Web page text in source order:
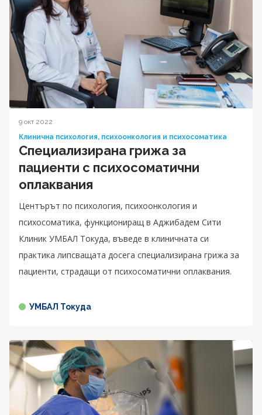
9 окт 2022
Клинична психология, психоонкология и психосоматика
Специализирана грижа за
пациенти с психосоматични
оплаквания
Центърът по психология, психоонкология и
психосоматика, функциониращ в Аджибадем Сити
Клиник УМБАЛ Токуда, въведе в клиничната си
практика липсващата досега специализирана грижа за
пациенти, страдащи от психосоматични оплаквания.
УМБАЛ Токуда